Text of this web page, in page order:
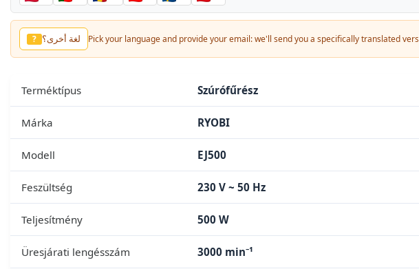
? لغة أخرى؟ Pick your language and provide your email: we'll send you a specifically translated
Terméktípus Szúrófűrész
Márka RYOBI
Modell EJ500
Feszültség 230 V ~ 50 Hz
Teljesítmény 500 W
Üresjárati lengésszám 3000 min⁻¹